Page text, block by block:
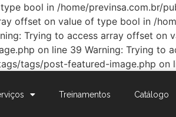
bool in /home/
offset on value of type bool in /
Trying to access array offset
on line 39 Warning: Trying
tags/post-featured-image.php on
Treinamentos Catálogo